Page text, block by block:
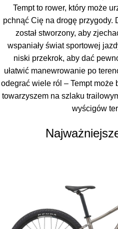
Tempt to rower, który może
pchnąć Cię na drogę przygody.
został stworzony, aby
wspaniały świat sportowej
niski przekrok, aby dać
ułatwić manewrowanie po
odegrać wiele ról – Tempt może
towarzyszem na szlaku
wyścigów